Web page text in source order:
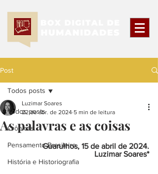
Post
Todos posts
Crônicas
Pensamento Brasileiro
História e Historiografia
Todos posts
As palavras e as coisas
Luzimar Soares
22 de abr. de 2024 5 min de leitura
Guarulhos, 15 de abril de 2024.
Luzimar Soares*